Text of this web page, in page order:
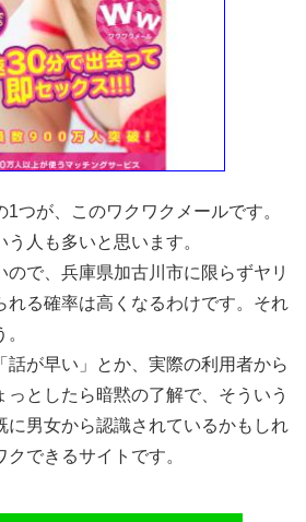
つが、このワクワクメールです。
人も多いと思います。
ので、兵庫県加古川市に限らずヤリ
れる確率は高くなるわけです。それ
話が早い」とか、実際の利用者から
っとしたら暗黙の了解で、そういう
に男女から認識されているかもしれ
できるサイトです。